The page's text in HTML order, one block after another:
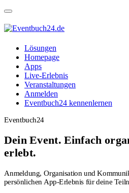
Lösungen
Homepage
Apps
Live-Erlebnis
Veranstaltungen
Anmelden
Eventbuch24 kennenlernen
Eventbuch24
Dein Event. Einfach
erlebt.
Anmeldung, Organisation und
persönlichen App-Erlebnis für deine